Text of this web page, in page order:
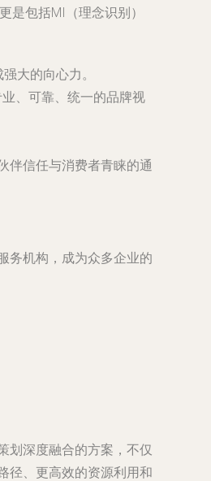
是包括MI（理念识别）
大的向心力。
、可靠、统一的品牌视
伴信任与消费者青睐的通
务机构，成为众多企业的
划深度融合的方案，不仅
径、更高效的资源利用和